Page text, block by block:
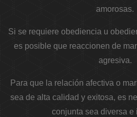
amorosas.
Si se requiere obediencia u
es posible que reaccionen de
agresiva.
Para que la relación afectiva o
sea de alta calidad y exitosa, es
conjunta sea diversa e